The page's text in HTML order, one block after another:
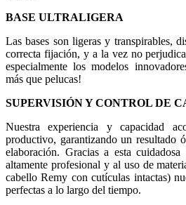
BASE ULTRALIGERA
Las bases son ligeras y transpirables,
correcta fijación, y a la vez no
especialmente los modelos
más que pelucas!
SUPERVISIÓN Y CONTROL DE
Nuestra experiencia y capacidad
productivo, garantizando un resultado
elaboración. Gracias a esta
altamente profesional y al uso de
cabello Remy con cutículas intactas)
perfectas a lo largo del tiempo.